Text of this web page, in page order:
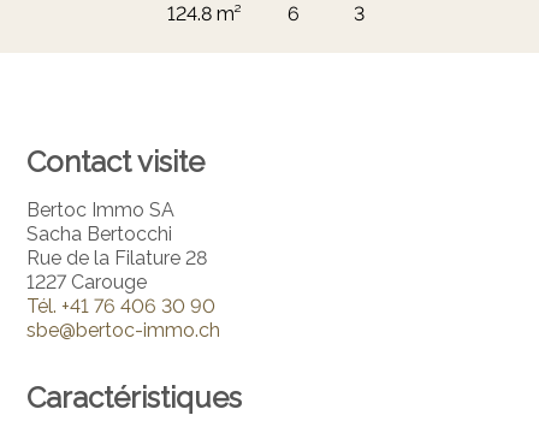
124.8 m² 6 3
Contact visite
Bertoc Immo SA
Sacha Bertocchi
Rue de la Filature 28
1227 Carouge
Tél. +41 76 406 30 90
sbe@bertoc-immo.ch
Caractéristiques